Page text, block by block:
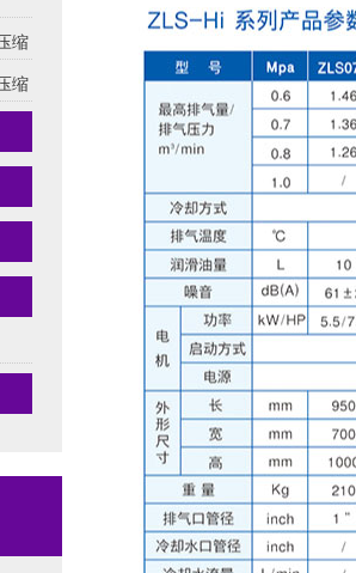
缩
缩